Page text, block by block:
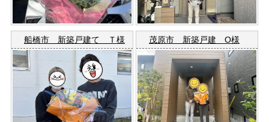
船橋市 新築戸建て Ｔ様 茂原市 新築戸建 O様